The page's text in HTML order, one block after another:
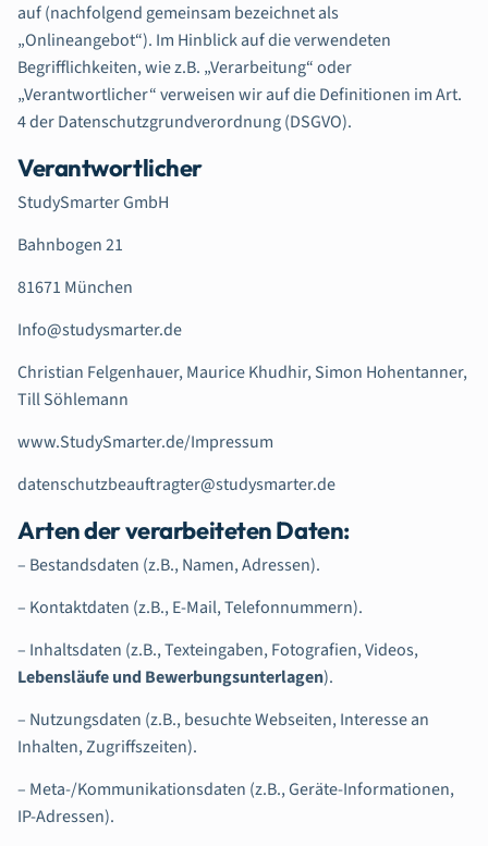
auf (nachfolgend gemeinsam bezeichnet als
„Onlineangebot“). Im Hinblick auf die verwendeten
Begrifflichkeiten, wie z.B. „Verarbeitung“ oder
„Verantwortlicher“ verweisen wir auf die Definitionen im Art.
4 der Datenschutzgrundverordnung (DSGVO).
Verantwortlicher
StudySmarter GmbH
Bahnbogen 21
81671 München
Info@studysmarter.de
Christian Felgenhauer, Maurice Khudhir, Simon Hohentanner,
Till Söhlemann
www.StudySmarter.de/Impressum
datenschutzbeauftragter@studysmarter.de
Arten der verarbeiteten Daten:
– Bestandsdaten (z.B., Namen, Adressen).
– Kontaktdaten (z.B., E-Mail, Telefonnummern).
– Inhaltsdaten (z.B., Texteingaben, Fotografien, Videos,
Lebensläufe und Bewerbungsunterlagen).
– Nutzungsdaten (z.B., besuchte Webseiten, Interesse an
Inhalten, Zugriffszeiten).
– Meta-/Kommunikationsdaten (z.B., Geräte-Informationen,
IP-Adressen).